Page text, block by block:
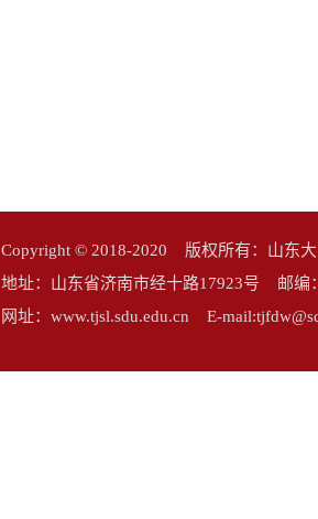
Copyright © 2018-2020 版权所有：山东
地址：山东省济南市经十路17923号 邮
网址：www.tjsl.sdu.edu.cn E-